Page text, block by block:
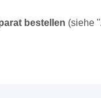
bestellen (siehe